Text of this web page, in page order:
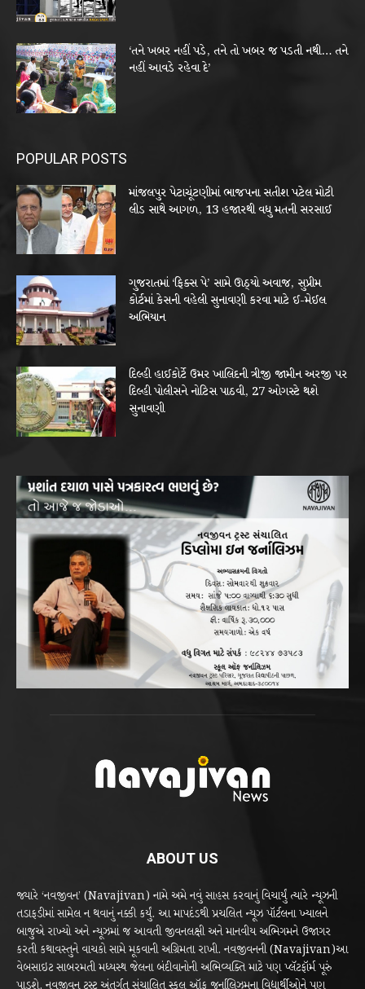
‘તને ખબર નહીં પડે, તને તો ખબર જ પડતી નથી… તને
નહીં આવડે રહેવા દે’
POPULAR POSTS
માંજલપુર પેટાચૂંટણીમાં ભાજપના સતીશ પટેલ મોટી
લીડ સાથે આગળ, 13 હજારથી વધુ મતની સરસાઈ
ગુજરાતમાં ‘ફિક્સ પે’ સામે ઊઠ્યો અવાજ, સુપ્રીમ
કોર્ટમાં કેસની વહેલી સુનાવણી કરવા માટે ઈ-મેઈલ
અભિયાન
દિલ્હી હાઈકોર્ટે ઉમર ખાલિદની ત્રીજી જામીન અરજી પર
દિલ્હી પોલીસને નોટિસ પાઠવી, 27 ઓગસ્ટે થશે
સુનાવણી
ABOUT US
જ્યારે ‘નવજીવન’ (Navajivan) નામે અમે નવું સાહસ કરવાનું વિચાર્યું ત્યારે ન્યૂઝની
તડાફડીમાં સામેલ ન થવાનું નક્કી કર્યું. આ માપદંડથી પ્રચલિત ન્યૂઝ પૉર્ટલના ખ્યાલને
બાજુએ રાખ્યો અને ન્યૂઝમાં જ આવતી જીવનલક્ષી અને માનવીય અભિગમને ઉજાગર
કરતી કથાવસ્તુને વાચકો સામે મૂકવાની અગ્રિમતા રાખી. નવજીવનની (Navajivan)આ
વેબસાઇટ સાબરમતી મધ્યસ્થ જેલના બંદીવાનોની અભિવ્યક્તિ માટે પણ પ્લૅટફૉર્મ પૂરું
પાડશે. નવજીવન ટ્રસ્ટ અંતર્ગત સંચાલિત સ્કૂલ ઑફ જર્નાલિઝમના વિદ્યાર્થીઓને પણ